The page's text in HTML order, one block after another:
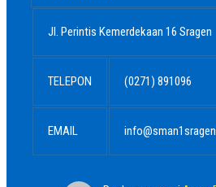
Jl. Perintis Kemerdekaan 16 Sragen
TELEPON (0271) 891096
EMAIL